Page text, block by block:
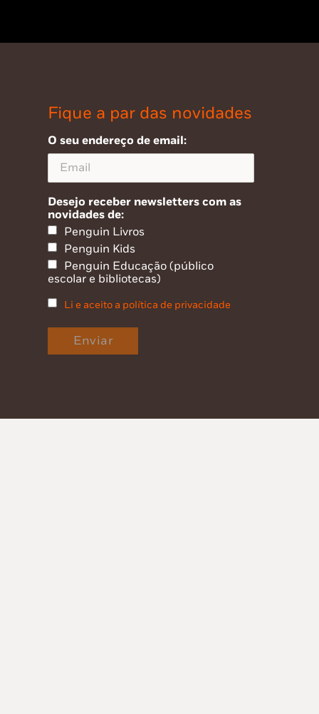
Fique a par das novidades
O seu endereço de email:
Desejo receber newsletters com as
novidades de:
Penguin Livros
Penguin Kids
Penguin Educação (público
escolar e bibliotecas)
Li e aceito a política de privacidade